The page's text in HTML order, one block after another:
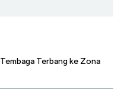
Terbang ke Zona